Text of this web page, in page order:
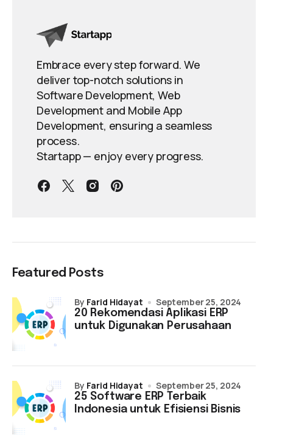
Embrace every step forward. We
deliver top-notch solutions in
Software Development, Web
Development and Mobile App
Development, ensuring a seamless
process.
Startapp — enjoy every progress.
Featured Posts
20 Rekomendasi Aplikasi ERP
untuk Digunakan Perusahaan
by Farid Hidayat September 25, 2024
25 Software ERP Terbaik
Indonesia untuk Efisiensi Bisnis
by Farid Hidayat September 25, 2024